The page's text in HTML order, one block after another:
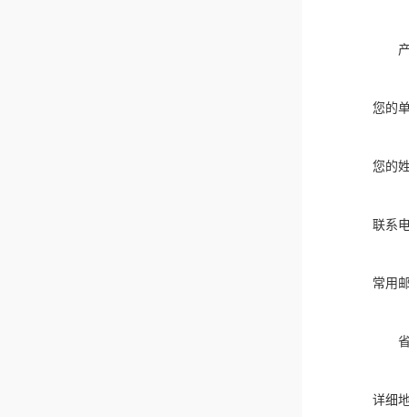
您的
您的
联系
常用
详细